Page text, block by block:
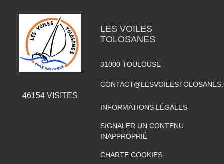
46154VISITES
LES VOILES
TOLOSANES
31000 TOULOUSE
INFORMATIONS LÉGALES
SIGNALER UN CONTENU
INAPPROPRIÉ
CHARTE COOKIES